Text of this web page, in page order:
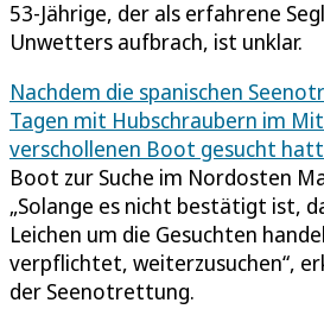
53-Jährige, der als erfahrene
Unwetters aufbrach, ist unklar.
Nachdem die spanischen
Tagen mit Hubschraubern im
verschollenen Boot gesucht
Boot zur Suche im Nordosten
„Solange es nicht bestätigt ist,
Leichen um die Gesuchten
verpflichtet, weiterzusuchen“,
der Seenotrettung.